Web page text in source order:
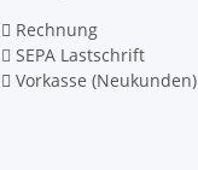
Rechnung
SEPA Lastschrift
Vorkasse (Neukunden)